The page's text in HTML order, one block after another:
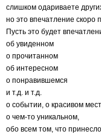
слишком одариваете
но это впечатление
Пусть это будет
об увиденном
о прочитанном
об интересном
о понравившемся
и т.д. и т.д.
о событии, о красивом
о чем-то уникальном,
обо всем том, что